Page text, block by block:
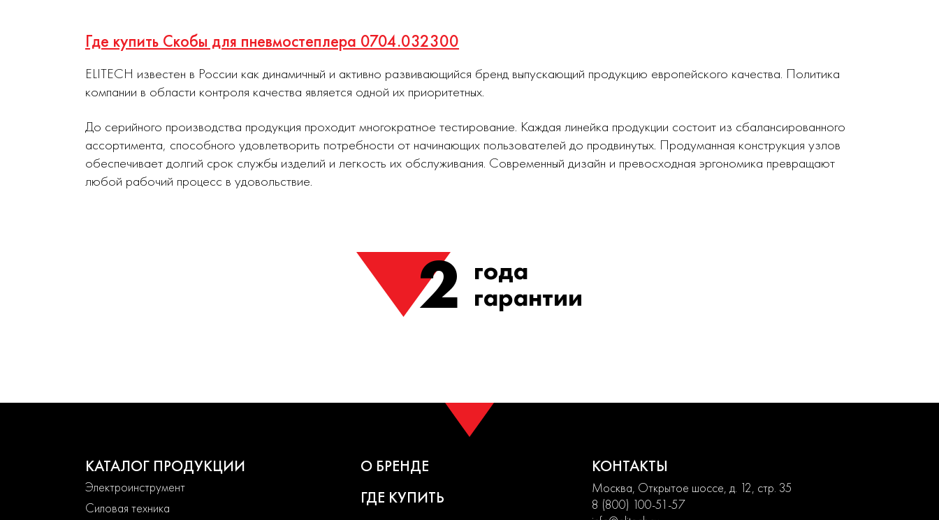
Где купить Скобы для пневмостеплера 0704.032300
ELITECH известен в России как динамичный и активно развивающийся бренд выпускающий продукцию европейского качества. Политика
компании в области контроля качества является одной их приоритетных.
До серийного производства продукция проходит многократное тестирование. Каждая линейка продукции состоит из сбалансированного
ассортимента, способного удовлетворить потребности от начинающих пользователей до продвинутых. Продуманная конструкция узлов
обеспечивает долгий срок службы изделий и легкость их обслуживания. Современный дизайн и превосходная эргономика превращают
любой рабочий процесс в удовольствие.
2 года
гарантии
КАТАЛОГ ПРОДУКЦИИ
Электроинструмент
Силовая техника
О БРЕНДЕ
ГДЕ КУПИТЬ
КОНТАКТЫ
Москва, Открытое шоссе, д. 12, стр. 35
8 (800) 100-51-57